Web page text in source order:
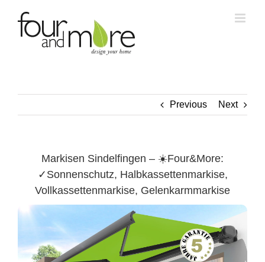
content
Previous Next
Markisen Sindelfingen – ☀️Four&More:
✓Sonnenschutz, Halbkassettenmarkise,
Vollkassettenmarkise, Gelenkarmmarkise